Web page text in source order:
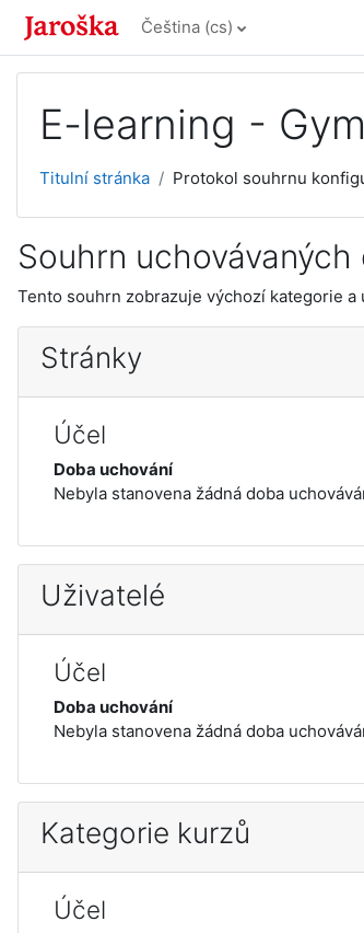
Přejít k hlavnímu obsahu
Čeština ‎(cs)‎
E-learning -
Titulní stránka Protokol souhrnu
Souhrn uchovávaných
Tento souhrn zobrazuje výchozí kategorie
Stránky
Účel
Doba uchování
Nebyla stanovena žádná doba
Uživatelé
Účel
Doba uchování
Nebyla stanovena žádná doba
Kategorie kurzů
Účel